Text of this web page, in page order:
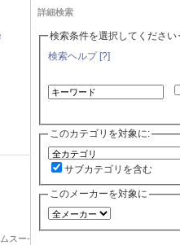
スー-
詳細検索
検索条件を選択してください
検索ヘルプ [?]
このカテゴリを対象に:
サブカテゴリを含む
このメーカーを対象に